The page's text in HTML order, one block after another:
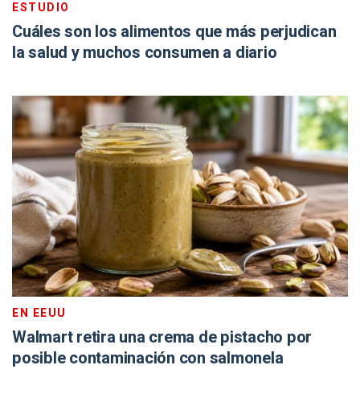
ESTUDIO
Cuáles son los alimentos que más perjudican
la salud y muchos consumen a diario
EN EEUU
Walmart retira una crema de pistacho por
posible contaminación con salmonela